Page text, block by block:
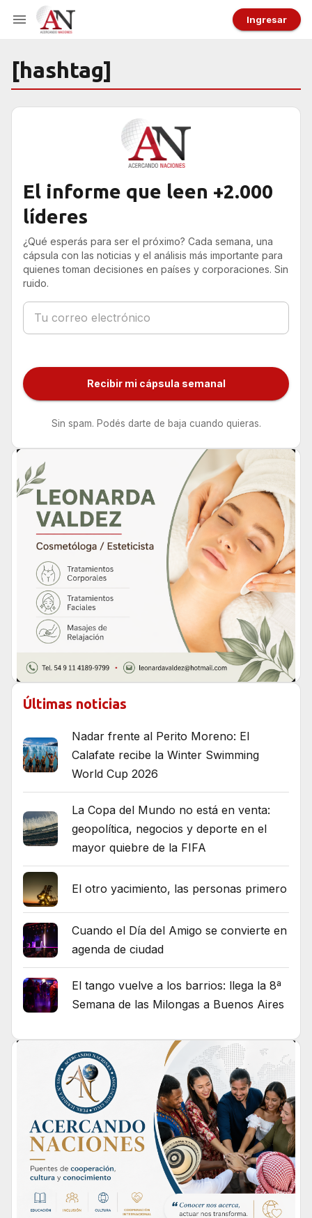
Ingresar
[hashtag]
El informe que leen +2.000
líderes
¿Qué esperás para ser el próximo? Cada semana, una
cápsula con las noticias y el análisis más importante para
quienes toman decisiones en países y corporaciones. Sin
ruido.
Recibir mi cápsula semanal
Sin spam. Podés darte de baja cuando quieras.
Últimas noticias
Nadar frente al Perito Moreno: El
Calafate recibe la Winter Swimming
World Cup 2026
La Copa del Mundo no está en venta:
geopolítica, negocios y deporte en el
mayor quiebre de la FIFA
El otro yacimiento, las personas primero
Cuando el Día del Amigo se convierte en
agenda de ciudad
El tango vuelve a los barrios: llega la 8ª
Semana de las Milongas a Buenos Aires